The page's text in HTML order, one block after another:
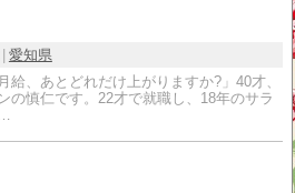
愛知県
給、あとどれだけ上がりますか?」40才、
の慎仁です。22才で就職し、18年のサラ